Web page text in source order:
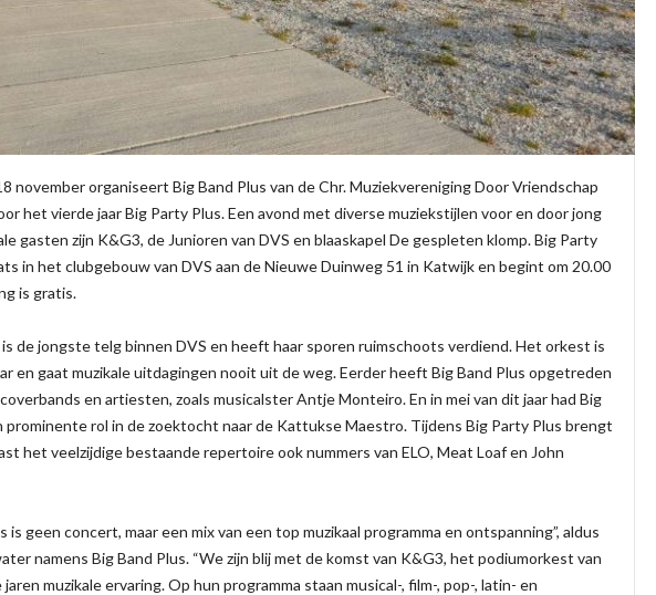
november organiseert Big Band Plus van de Chr. Muziekvereniging Door Vriendschap
het vierde jaar Big Party Plus. Een avond met diverse muziekstijlen voor en door jong
gasten zijn K&G3, de Junioren van DVS en blaaskapel De gespleten klomp. Big Party
in het clubgebouw van DVS aan de Nieuwe Duinweg 51 in Katwijk en begint om 20.00
is gratis.
is de jongste telg binnen DVS en heeft haar sporen ruimschoots verdiend. Het orkest is
en gaat muzikale uitdagingen nooit uit de weg. Eerder heeft Big Band Plus opgetreden
en artiesten, zoals musicalster Antje Monteiro. En in mei van dit jaar had Big
prominente rol in de zoektocht naar de Kattukse Maestro. Tijdens Big Party Plus brengt
het veelzijdige bestaande repertoire ook nummers van ELO, Meat Loaf en John
is geen concert, maar een mix van een top muzikaal programma en ontspanning”, aldus
namens Big Band Plus. “We zijn blij met de komst van K&G3, het podiumorkest van
muzikale ervaring. Op hun programma staan musical-, film-, pop-, latin- en